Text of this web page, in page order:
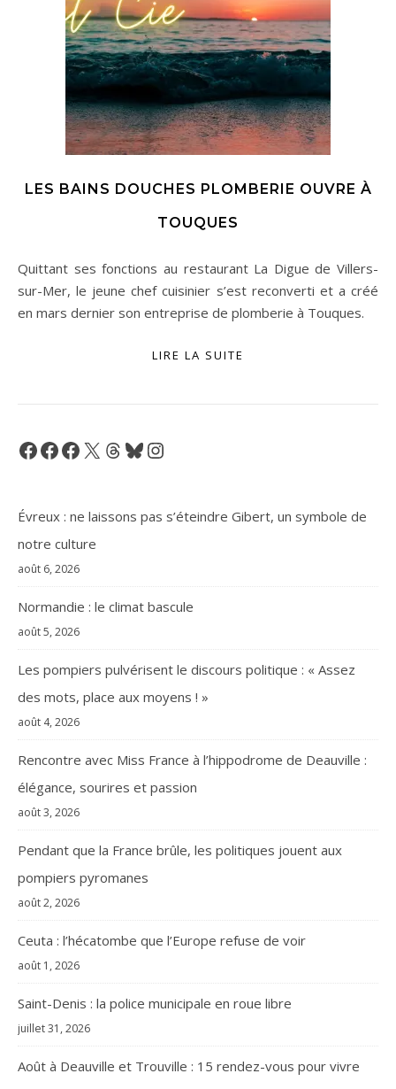
LES BAINS DOUCHES PLOMBERIE OUVRE À
TOUQUES
Quittant ses fonctions au restaurant La Digue de Villers-
sur-Mer, le jeune chef cuisinier s’est reconverti et a créé
en mars dernier son entreprise de plomberie à Touques.
LIRE LA SUITE
Facebook
Facebook
Facebook
X Threads
BlueskyInstagram
Évreux : ne laissons pas s’éteindre Gibert, un symbole de
notre culture
août 6, 2026
Normandie : le climat bascule
août 5, 2026
Les pompiers pulvérisent le discours politique : « Assez
des mots, place aux moyens ! »
août 4, 2026
Rencontre avec Miss France à l’hippodrome de Deauville :
élégance, sourires et passion
août 3, 2026
Pendant que la France brûle, les politiques jouent aux
pompiers pyromanes
août 2, 2026
Ceuta : l’hécatombe que l’Europe refuse de voir
août 1, 2026
Saint-Denis : la police municipale en roue libre
juillet 31, 2026
Août à Deauville et Trouville : 15 rendez-vous pour vivre